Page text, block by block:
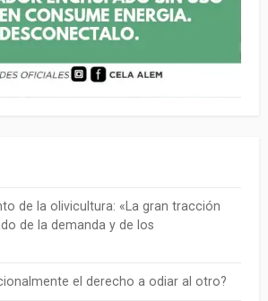
de la olivicultura: «La gran tracción
de la demanda y de los
el derecho a odiar al otro?